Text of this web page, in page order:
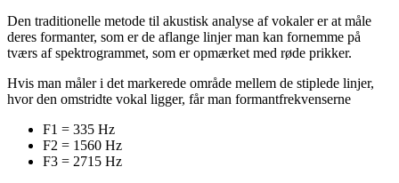
Den traditionelle metode til akustisk analyse af vokaler er at måle
deres formanter, som er de aflange linjer man kan fornemme på
tværs af spektrogrammet, som er opmærket med røde prikker.
Hvis man måler i det markerede område mellem de stiplede linjer,
hvor den omstridte vokal ligger, får man formantfrekvenserne
F1 = 335 Hz
F2 = 1560 Hz
F3 = 2715 Hz